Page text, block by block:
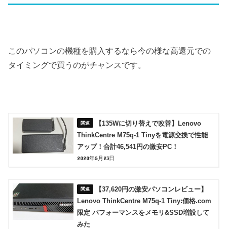
このパソコンの機種を購入するなら今の様な高還元での
タイミングで買うのがチャンスです。
【135Wに切り替えで改善】Lenovo
ThinkCentre M75q-1 Tinyを電源交換で性能
アップ！合計46,541円の激安PC！
2020年5月23日
【37,620円の激安パソコンレビュー】
Lenovo ThinkCentre M75q-1 Tiny:価格.com
限定 パフォーマンスをメモリ&SSD増設して
みた